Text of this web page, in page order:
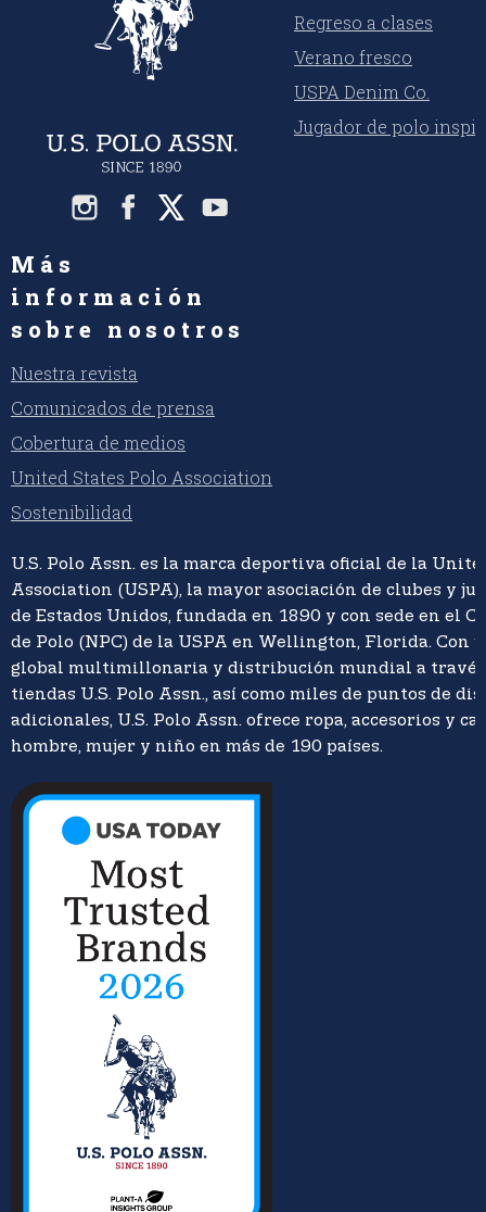
Regreso a clases
Verano fresco
USPA Denim Co.
Jugador de polo
Más
información
sobre nosotros
Nuestra revista
Comunicados de prensa
Cobertura de medios
United States Polo Association
Sostenibilidad
U.S. Polo Assn. es la marca deportiva oficial de la
Association (USPA), la mayor asociación de clubes y
de Estados Unidos, fundada en 1890 y con sede en el
de Polo (NPC) de la USPA en Wellington, Florida. Con
global multimillonaria y distribución mundial a través
tiendas U.S. Polo Assn., así como miles de puntos de
adicionales, U.S. Polo Assn. ofrece ropa, accesorios y
hombre, mujer y niño en más de 190 países.